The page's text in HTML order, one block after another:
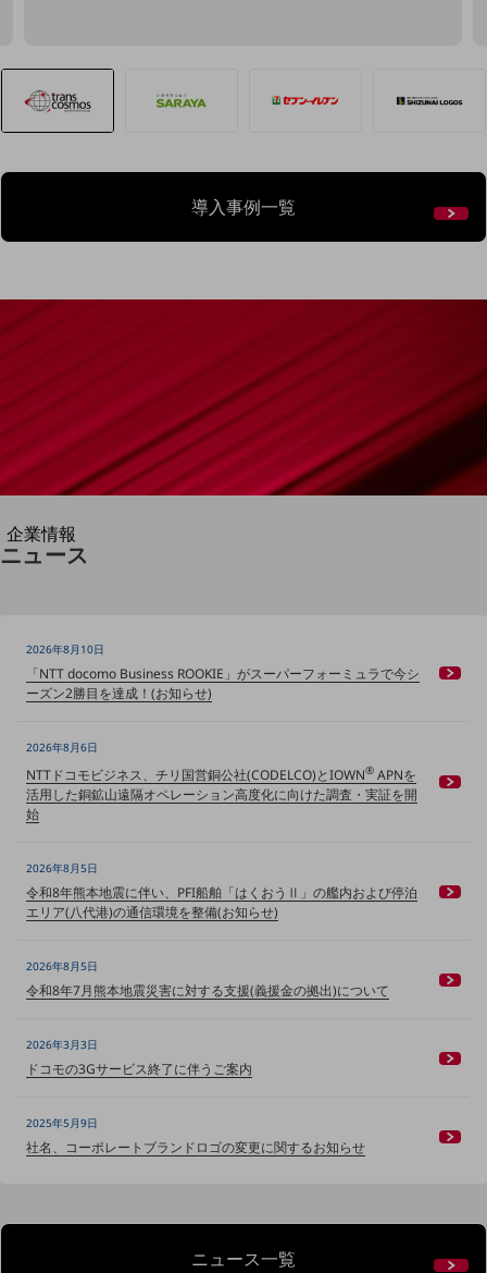
ゲーム感覚で見つける
ビジネスお悩み診断
NTTドコモビジネス
モバイル・ICTサービスをオンラインで
相談・申し込みができるバーチャルショップ
はじめての方へ
100回線以上のお問い合わせ・お見積りはこちら
別ウィンドウで開きます
企業情報
企業情報TOP
組織
沿革
事業拠点
グループ会社
ニュースルーム
ニュースルームTOP
地域からの発表
お知らせ
サステナビリティ
サステナビリティTOP
導入事例一覧
ニュース
2026年8月10日
「NTT docomo Business ROOKIE」がスーパーフォーミュラで今シ
ーズン2勝目を達成！(お知らせ)
2026年8月6日
NTTドコモビジネス、チリ国営銅公社(CODELCO)とIOWN® APNを
活用した銅鉱山遠隔オペレーション高度化に向けた調査・実証を開
始
2026年8月5日
令和8年熊本地震に伴い、PFI船舶「はくおうⅡ」の艦内および停泊
エリア(八代港)の通信環境を整備(お知らせ)
2026年8月5日
令和8年7月熊本地震災害に対する支援(義援金の拠出)について
2026年3月3日
ドコモの3Gサービス終了に伴うご案内
2025年5月9日
社名、コーポレートブランドロゴの変更に関するお知らせ
ニュース一覧